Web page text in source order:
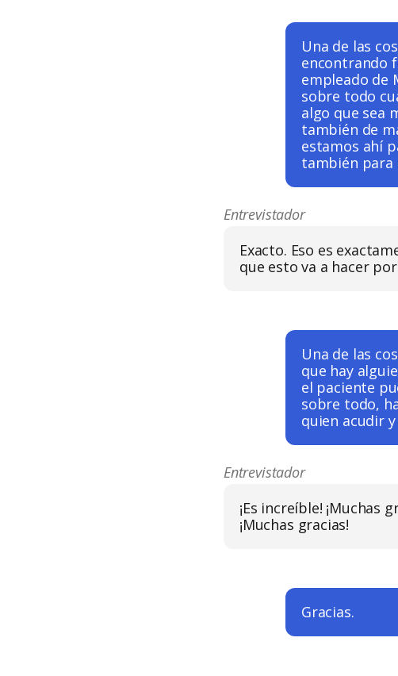
Una de las
encontrando
empleado de
sobre todo
algo que sea
también de
estamos ahí
también para
Exacto. Eso es
que esto va a hacer
Entrevistador
Una de las
que hay
el paciente
sobre todo,
quien acudir
¡Es increíble!
¡Muchas gracias!
Entrevistador
Gracias.